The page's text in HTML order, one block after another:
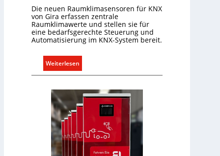
o
n
m
i
t
y
e
m
Die neuen Raumklimasensoren für KNX
von Gira erfassen zentrale
Raumklimawerte und stellen sie für
eine bedarfsgerechte Steuerung und
Automatisierung im KNX-System bereit.
Weiterlesen
R
u
m
i
m